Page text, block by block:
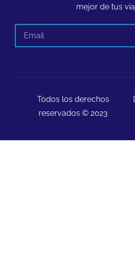
mejor de tus
Todos los derechos
reservados © 2023